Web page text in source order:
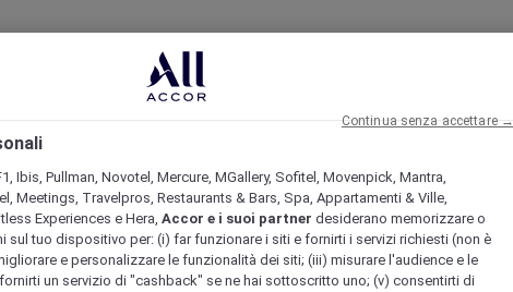
Ibis, Pullman, Novotel, Mercure, MGallery, Sofitel, Movenpick, Mantra,
Meetings, Travelpros, Restaurants & Bars, Spa, Appartamenti & Ville,
Experiences e Hera, Accor e i suoi partner desiderano memorizzare o
sul tuo dispositivo per: (i) far funzionare i siti e fornirti i servizi richiesti (non è
e personalizzare le funzionalità dei siti; (iii) misurare l'audience e le
un servizio di "cashback" se ne hai sottoscritto uno; (v) consentirti di
Continua senza accettare →